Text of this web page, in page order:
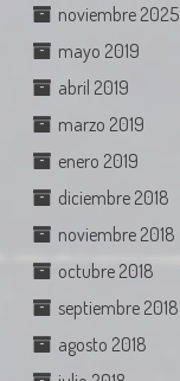
noviembre 2025
mayo 2019
abril 2019
marzo 2019
enero 2019
diciembre 2018
noviembre 2018
octubre 2018
septiembre 2018
agosto 2018